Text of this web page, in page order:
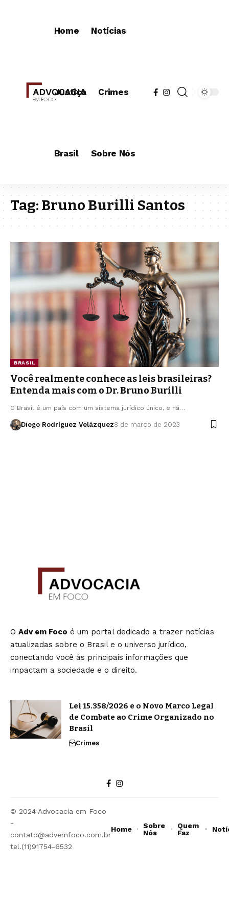
Home Notícias
Justiça Crimes
Brasil Sobre Nós
Tag:Bruno Burilli Santos
BRASIL
Você realmente conhece as leis brasileiras?
Entenda mais com o Dr. Bruno Burilli
O Brasil é um país com um sistema jurídico único, e há…
Diego Rodríguez Velázquez8 de março de 2023
O Adv em Foco é um portal dedicado a trazer notícias
atualizadas sobre o Brasil e o universo jurídico,
conectando você às principais informações que
impactam a sociedade e o direito.
Lei 15.358/2026 e o Novo Marco Legal
de Combate ao Crime Organizado no
Brasil
Crimes
© 2024 Advocacia em Foco
-
contato@advemfoco.com.br
tel.(11)91754-6532
Home
Sobre
Nós
Quem
Faz